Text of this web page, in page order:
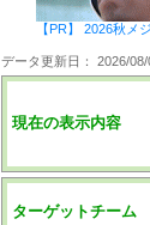
【PR】 2026秋
データ更新日： 2026/08/
現在の表示内容
ターゲットチーム